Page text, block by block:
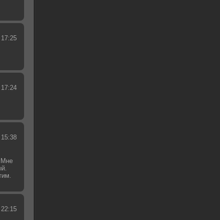
Мне